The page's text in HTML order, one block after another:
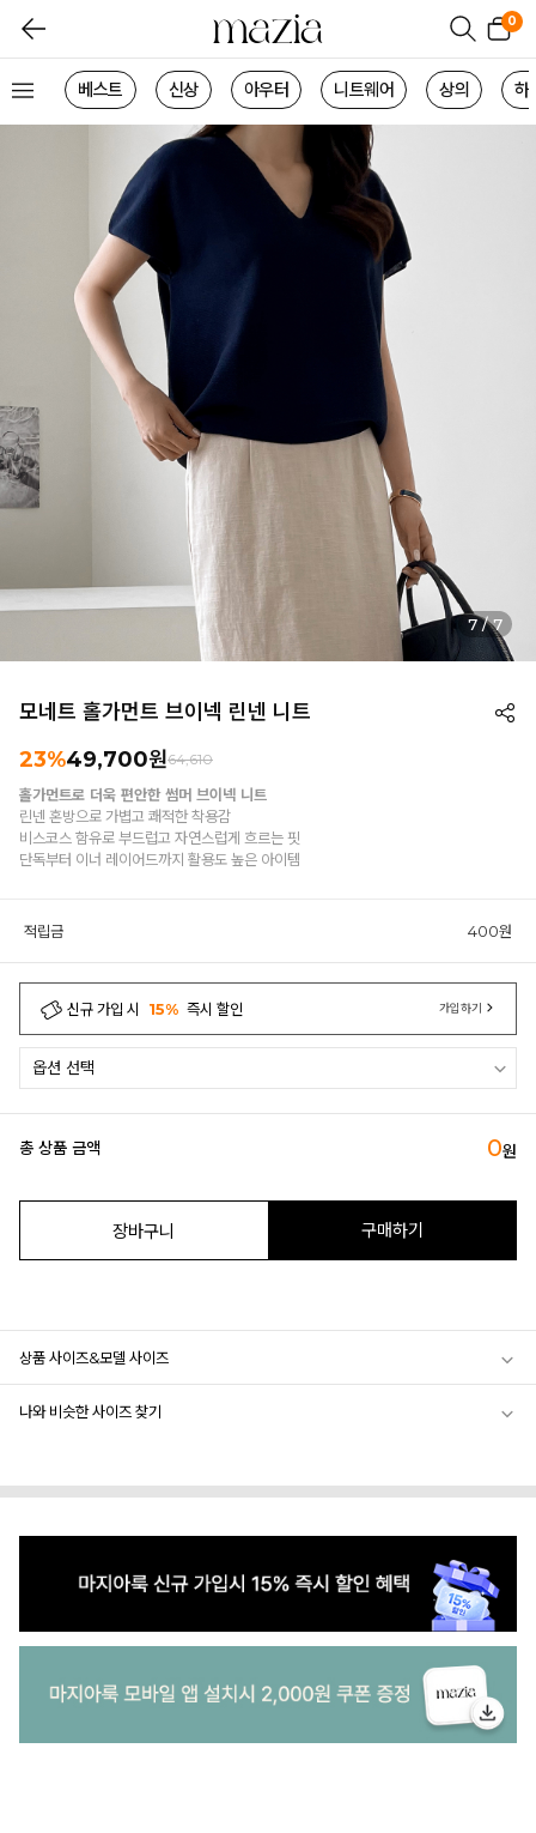
0
베스트 신상 아우터 니트웨어 상의 하
7 / 7
모네트 홀가먼트 브이넥 린넨 니트
23%49,700원64,610
홀가먼트로 더욱 편안한 썸머 브이넥 니트
린넨 혼방으로 가볍고 쾌적한 착용감
비스코스 함유로 부드럽고 자연스럽게 흐르는 핏
단독부터 이너 레이어드까지 활용도 높은 아이템
적립금 400원
신규 가입 시 15% 즉시 할인 가입하기
총 상품 금액 0원
장바구니 구매하기
상품 사이즈&모델 사이즈
나와 비슷한 사이즈 찾기